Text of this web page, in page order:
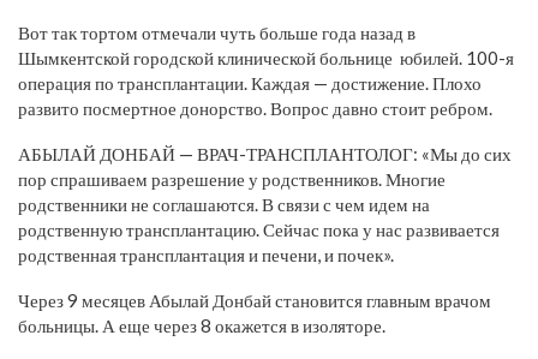
Вот так тортом отмечали чуть больше года назад в
Шымкентской городской клинической больнице юбилей. 100-я
операция по трансплантации. Каждая — достижение. Плохо
развито посмертное донорство. Вопрос давно стоит ребром.
АБЫЛАЙ ДОНБАЙ — ВРАЧ-ТРАНСПЛАНТОЛОГ: «Мы до сих
пор спрашиваем разрешение у родственников. Многие
родственники не соглашаются. В связи с чем идем на
родственную трансплантацию. Сейчас пока у нас развивается
родственная трансплантация и печени, и почек».
Через 9 месяцев Абылай Донбай становится главным врачом
больницы. А еще через 8 окажется в изоляторе.